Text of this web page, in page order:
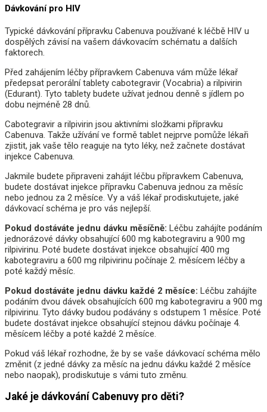
Dávkování pro HIV
Typické dávkování přípravku Cabenuva používané k léčbě HIV u
dospělých závisí na vašem dávkovacím schématu a dalších
faktorech.
Před zahájením léčby přípravkem Cabenuva vám může lékař
předepsat perorální tablety cabotegravir (Vocabria) a rilpivirin
(Edurant). Tyto tablety budete užívat jednou denně s jídlem po
dobu nejméně 28 dnů.
Cabotegravir a rilpivirin jsou aktivními složkami přípravku
Cabenuva. Takže užívání ve formě tablet nejprve pomůže lékaři
zjistit, jak vaše tělo reaguje na tyto léky, než začnete dostávat
injekce Cabenuva.
Jakmile budete připraveni zahájit léčbu přípravkem Cabenuva,
budete dostávat injekce přípravku Cabenuva jednou za měsíc
nebo jednou za 2 měsíce. Vy a váš lékař prodiskutujete, jaké
dávkovací schéma je pro vás nejlepší.
Pokud dostáváte jednu dávku měsíčně: Léčbu zahájíte podáním
jednorázové dávky obsahující 600 mg kabotegraviru a 900 mg
rilpivirinu. Poté budete dostávat injekce obsahující 400 mg
kabotegraviru a 600 mg rilpivirinu počínaje 2. měsícem léčby a
poté každý měsíc.
Pokud dostáváte jednu dávku každé 2 měsíce: Léčbu zahájíte
podáním dvou dávek obsahujících 600 mg kabotegraviru a 900 mg
rilpivirinu. Tyto dávky budou podávány s odstupem 1 měsíce. Poté
budete dostávat injekce obsahující stejnou dávku počínaje 4.
měsícem léčby a poté každé 2 měsíce.
Pokud váš lékař rozhodne, že by se vaše dávkovací schéma mělo
změnit (z jedné dávky za měsíc na jednu dávku každé 2 měsíce
nebo naopak), prodiskutuje s vámi tuto změnu.
Jaké je dávkování Cabenuvy pro děti?